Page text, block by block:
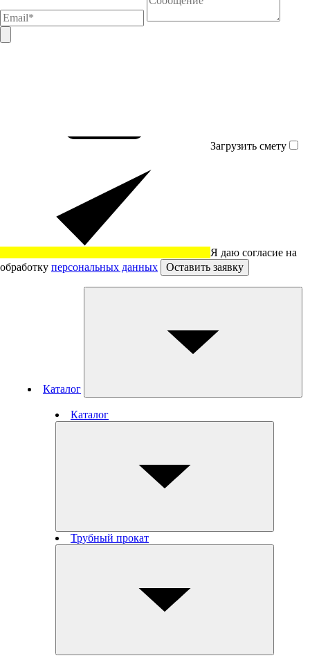
Загрузить смету
Я даю согласие на
обработку персональных данных Оставить заявку
Каталог
Каталог
Трубный прокат